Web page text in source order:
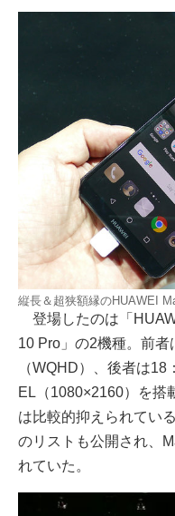
縦長＆超狭額縁のHUAWEI
登場したのは「
10 Pro」の2機種。前者
（WQHD）、後者は
EL（1080×2160）を搭
は比較的抑えられてい
のリストも公開され、
れていた。